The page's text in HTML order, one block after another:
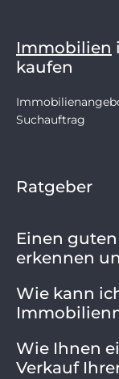
Immobilien
kaufen
Suchauftrag
Ratgeber
Einen
erkennen
Wie kann
Wie Ihnen
Verkauf